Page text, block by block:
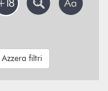
Azzera filtri